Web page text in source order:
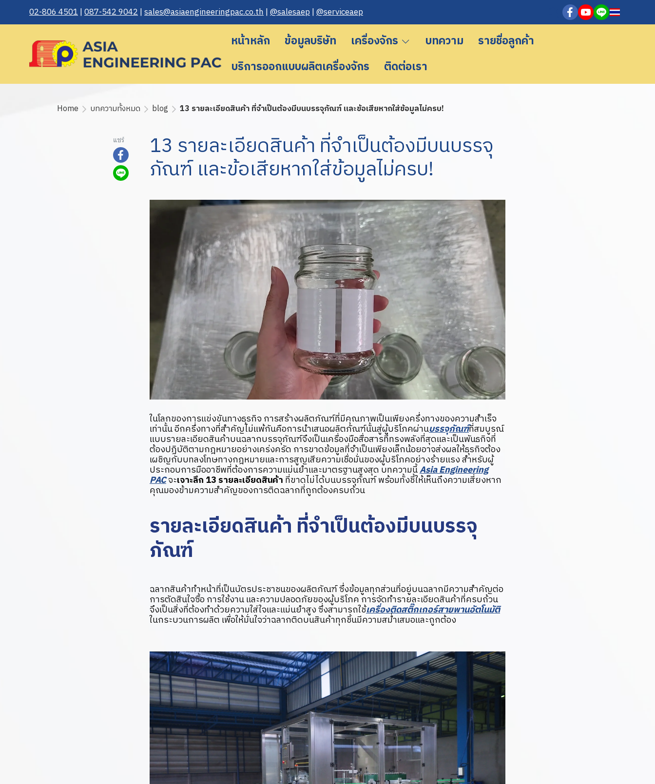
02-806 4501|087-542 9042|sales@asiaengineerin gpac.co.th|@salesaep|@serviceaep
หน้าหลัก ข้อมูลบริษัท เครื่องจักร บทความ
รายชื่อลูกค้า
บริการออกแบบผลิตเครื่องจักร
ติดต่อเรา
Home บทความทั้งหมด blog 13 รายละเอียดสินค้า ที่จำเป็นต้องมีบนบรรจุภัณฑ์ และข้อเสียหากใส่ข้อมูลไม่ครบ!
แชร์ 13 รายละเอียดสินค้า ที่จำเป็นต้องมีบนบรรจุ
ภัณฑ์ และข้อเสียหากใส่ข้อมูลไม่ครบ!
ในโลกของการแข่งขันทางธุรกิจ การสร้างผลิตภัณฑ์ที่มีคุณภาพเป็นเพียงครึ่งทางของความสำเร็จ
เท่านั้น อีกครึ่งทางที่สำคัญไม่แพ้กันคือการนำเสนอผลิตภัณฑ์นั้นสู่ผู้บริโภคผ่านบรรจุภัณฑ์ที่สมบูรณ์
แบบรายละเอียดสินค้าบนฉลากบรรจุภัณฑ์จึงเป็นเครื่องมือสื่อสารที่ทรงพลังที่สุดและเป็นพันธกิจที่
ต้องปฏิบัติตามกฎหมายอย่างเคร่งครัด การขาดข้อมูลที่จำเป็นเพียงเล็กน้อยอาจส่งผลให้ธุรกิจต้อง
เผชิญกับบทลงโทษทางกฎหมายและการสูญเสียความเชื่อมั่นของผู้บริโภคอย่างร้ายแรง สำหรับผู้
ประกอบการมืออาชีพที่ต้องการความแม่นยำและมาตรฐานสูงสุด บทความนี้Asia Engineering
PACจะเจาะลึก 13 รายละเอียดสินค้า ที่ขาดไม่ได้บนบรรจุภัณฑ์ พร้อมทั้งชี้ให้เห็นถึงความเสี่ยงหาก
คุณมองข้ามความสำคัญของการติดฉลากที่ถูกต้องครบถ้วน
รายละเอียดสินค้า ที่จำเป็นต้องมีบนบรรจุ
ภัณฑ์
ฉลากสินค้าทำหน้าที่เป็นบัตรประชาชนของผลิตภัณฑ์ ซึ่งข้อมูลทุกส่วนที่อยู่บนฉลากมีความสำคัญต่อ
การตัดสินใจซื้อ การใช้งาน และความปลอดภัยของผู้บริโภค การจัดทำรายละเอียดสินค้าที่ครบถ้วน
จึงเป็นสิ่งที่ต้องทำด้วยความใส่ใจและแม่นยำสูง ซึ่งสามารถใช้เครื่องติดสติ๊กเกอร์สายพานอัตโนมัติ
ในกระบวนการผลิต เพื่อให้มั่นใจว่าฉลากติดบนสินค้าทุกชิ้นมีความสม่ำเสมอและถูกต้อง